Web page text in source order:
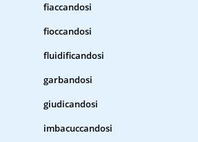
fiaccandosi
fioccandosi
fluidificandosi
garbandosi
giudicandosi
imbacuccandosi